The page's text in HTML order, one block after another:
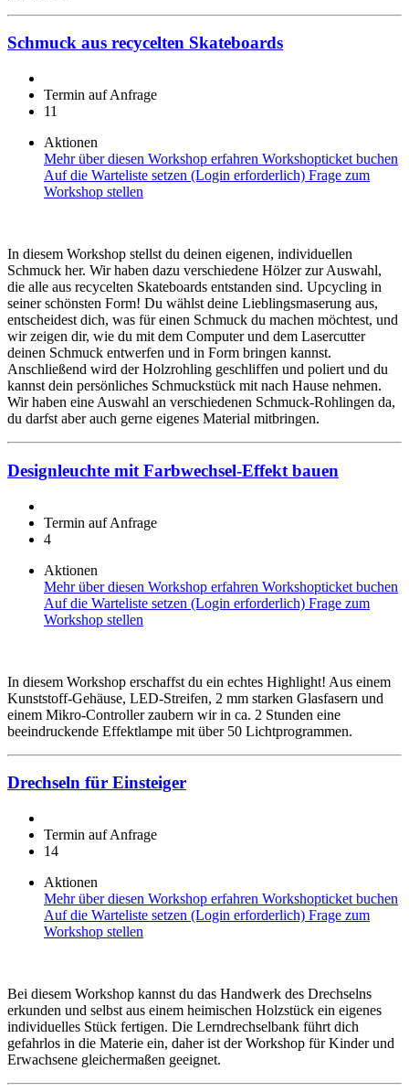
Schmuck aus recycelten Skateboards
Termin auf Anfrage
11
Aktionen
Mehr über diesen Workshop erfahren Workshopticket buchen
Auf die Warteliste setzen (Login erforderlich) Frage zum
Workshop stellen
In diesem Workshop stellst du deinen eigenen, individuellen
Schmuck her. Wir haben dazu verschiedene Hölzer zur Auswahl,
die alle aus recycelten Skateboards entstanden sind. Upcycling in
seiner schönsten Form! Du wählst deine Lieblingsmaserung aus,
entscheidest dich, was für einen Schmuck du machen möchtest, und
wir zeigen dir, wie du mit dem Computer und dem Lasercutter
deinen Schmuck entwerfen und in Form bringen kannst.
Anschließend wird der Holzrohling geschliffen und poliert und du
kannst dein persönliches Schmuckstück mit nach Hause nehmen.
Wir haben eine Auswahl an verschiedenen Schmuck-Rohlingen da,
du darfst aber auch gerne eigenes Material mitbringen.
Designleuchte mit Farbwechsel-Effekt bauen
Termin auf Anfrage
4
Aktionen
Mehr über diesen Workshop erfahren Workshopticket buchen
Auf die Warteliste setzen (Login erforderlich) Frage zum
Workshop stellen
In diesem Workshop erschaffst du ein echtes Highlight! Aus einem
Kunststoff-Gehäuse, LED-Streifen, 2 mm starken Glasfasern und
einem Mikro-Controller zaubern wir in ca. 2 Stunden eine
beeindruckende Effektlampe mit über 50 Lichtprogrammen.
Drechseln für Einsteiger
Termin auf Anfrage
14
Aktionen
Mehr über diesen Workshop erfahren Workshopticket buchen
Auf die Warteliste setzen (Login erforderlich) Frage zum
Workshop stellen
Bei diesem Workshop kannst du das Handwerk des Drechselns
erkunden und selbst aus einem heimischen Holzstück ein eigenes
individuelles Stück fertigen. Die Lerndrechselbank führt dich
gefahrlos in die Materie ein, daher ist der Workshop für Kinder und
Erwachsene gleichermaßen geeignet.